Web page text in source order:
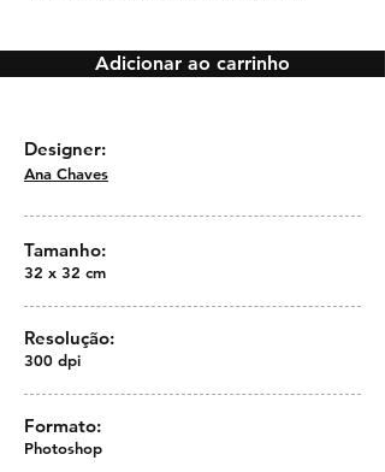
Adicionar ao carrinho
Designer:
Ana Chaves
Tamanho:
32 x 32 cm
Resolução:
300 dpi
Formato:
Photoshop